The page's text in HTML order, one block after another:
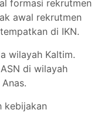
formasi rekrutmen
awal rekrutmen
di IKN.
wilayah Kaltim.
di wilayah
kebijakan